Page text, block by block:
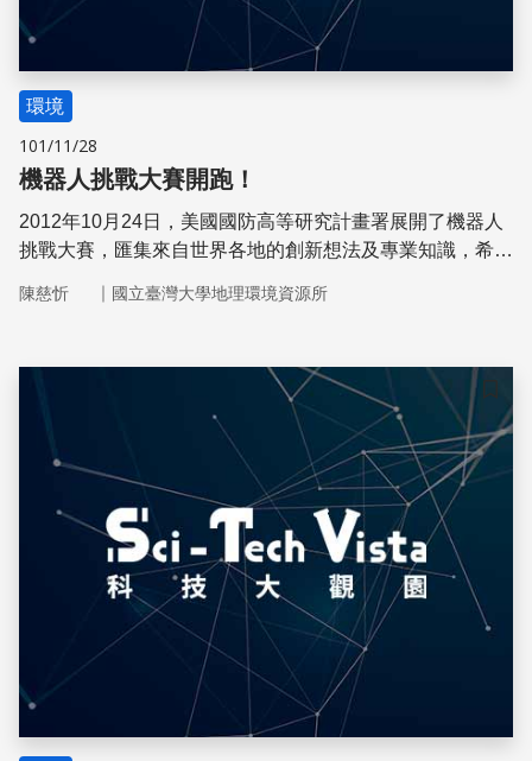
環境
101/11/28
機器人挑戰大賽開跑！
2012年10月24日，美國國防高等研究計畫署展開了機器人
挑戰大賽，匯集來自世界各地的創新想法及專業知識，希望
陳慈忻 ｜ 國立臺灣大學地理環境資源所
儲存